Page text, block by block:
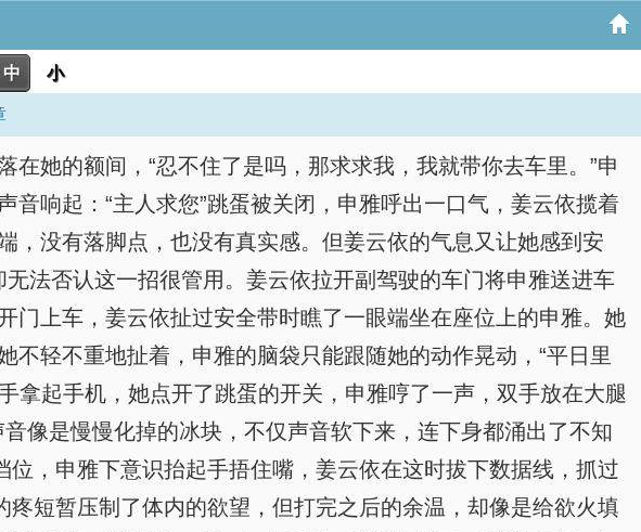
中 小
她的额间，“忍不住了是吗，那求求我，我就带你去车里。”申
响起：“主人求您”跳蛋被关闭，申雅呼出一口气，姜云依揽着
没有落脚点，也没有真实感。但姜云依的气息又让她感到安
法否认这一招很管用。姜云依拉开副驾驶的车门将申雅送进车
门上车，姜云依扯过安全带时瞧了一眼端坐在座位上的申雅。她
轻不重地扯着，申雅的脑袋只能跟随她的动作晃动，“平日里
拿起手机，她点开了跳蛋的开关，申雅哼了一声，双手放在大腿
像是慢慢化掉的冰块，不仅声音软下来，连下身都涌出了不知
，申雅下意识抬起手捂住嘴，姜云依在这时拔下数据线，抓过
短暂压制了体内的欲望，但打完之后的余温，却像是给欲火填